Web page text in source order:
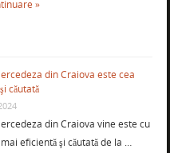
»
din Craiova este cea
căutată
din Craiova vine este cu
eficientă şi căutată de la …